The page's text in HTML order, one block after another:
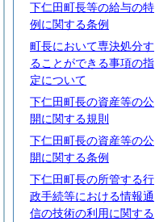
下仁田町長等の給与の特
例に関する条例
町長において専決処分す
ることができる事項の指
定について
下仁田町長の資産等の公
開に関する規則
下仁田町長の資産等の公
開に関する条例
下仁田町長の所管する行
政手続等における情報通
信の技術の利用に関する